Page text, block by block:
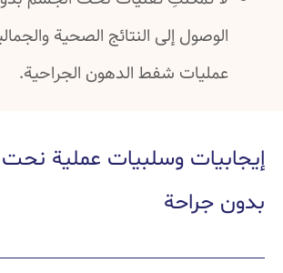
الوصول إلى النتائج الصحية
عمليات شفط الدهون الجراحية.
إيجابيات وسلبيات عملية
بدون جراحة